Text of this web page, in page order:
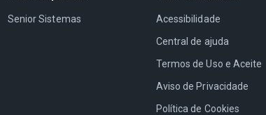
Senior Sistemas
Acessibilidade
Central de ajuda
Termos de Uso e Aceite
Aviso de Privacidade
Política de Cookies